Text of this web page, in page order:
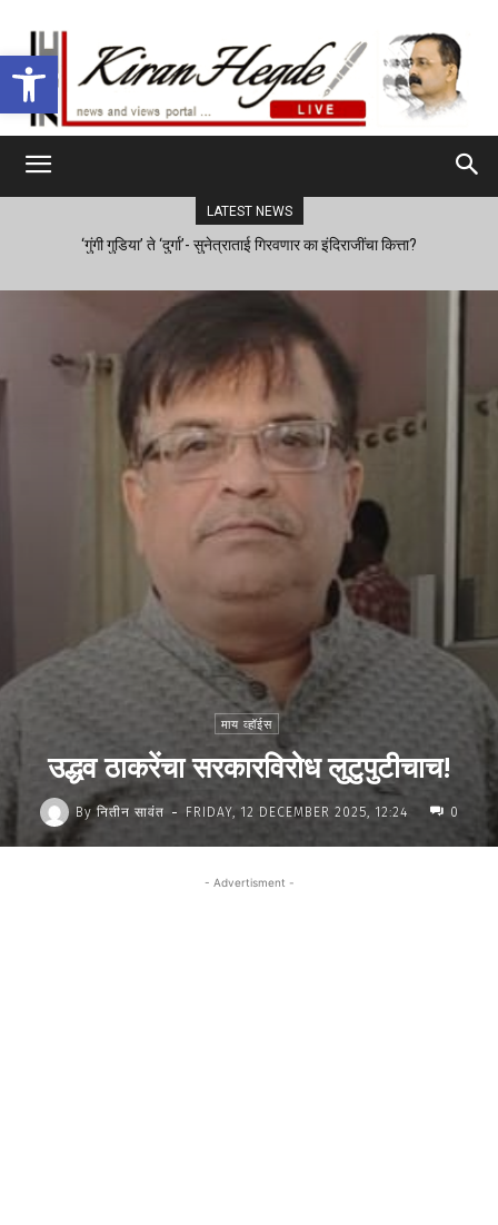
Open toolbar
LATEST NEWS
‘गुंगी गुडिया’ ते ‘दुर्गा’- सुनेत्राताई गिरवणार का इंदिराजींचा कित्ता?
माय व्हॉईस
उद्धव ठाकरेंचा सरकारविरोध लुटुपुटीचाच!
By नितीन सावंत - FRIDAY, 12 DECEMBER 2025, 12:24 0
- Advertisment -